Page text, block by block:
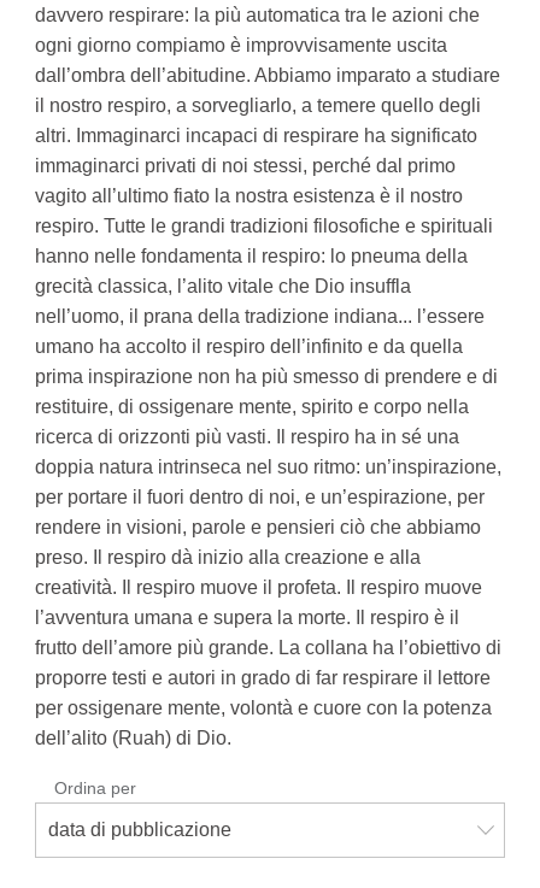
davvero respirare: la più automatica tra le azioni che
ogni giorno compiamo è improvvisamente uscita
dall’ombra dell’abitudine. Abbiamo imparato a studiare
il nostro respiro, a sorvegliarlo, a temere quello degli
altri. Immaginarci incapaci di respirare ha significato
immaginarci privati di noi stessi, perché dal primo
vagito all’ultimo fiato la nostra esistenza è il nostro
respiro. Tutte le grandi tradizioni filosofiche e spirituali
hanno nelle fondamenta il respiro: lo pneuma della
grecità classica, l’alito vitale che Dio insuffla
nell’uomo, il prana della tradizione indiana... l’essere
umano ha accolto il respiro dell’infinito e da quella
prima inspirazione non ha più smesso di prendere e di
restituire, di ossigenare mente, spirito e corpo nella
ricerca di orizzonti più vasti. Il respiro ha in sé una
doppia natura intrinseca nel suo ritmo: un’inspirazione,
per portare il fuori dentro di noi, e un’espirazione, per
rendere in visioni, parole e pensieri ciò che abbiamo
preso. Il respiro dà inizio alla creazione e alla
creatività. Il respiro muove il profeta. Il respiro muove
l’avventura umana e supera la morte. Il respiro è il
frutto dell’amore più grande. La collana ha l’obiettivo di
proporre testi e autori in grado di far respirare il lettore
per ossigenare mente, volontà e cuore con la potenza
dell’alito (Ruah) di Dio.
Ordina per
data di pubblicazione